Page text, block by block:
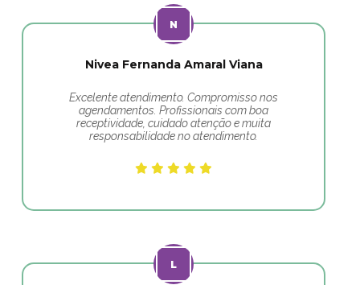
Nivea Fernanda Amaral Viana
Excelente atendimento. Compromisso nos
agendamentos. Profissionais com boa
receptividade, cuidado atenção e muita
responsabilidade no atendimento.